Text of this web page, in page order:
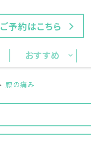
ご予約はこちら
おすすめ
膝の痛み